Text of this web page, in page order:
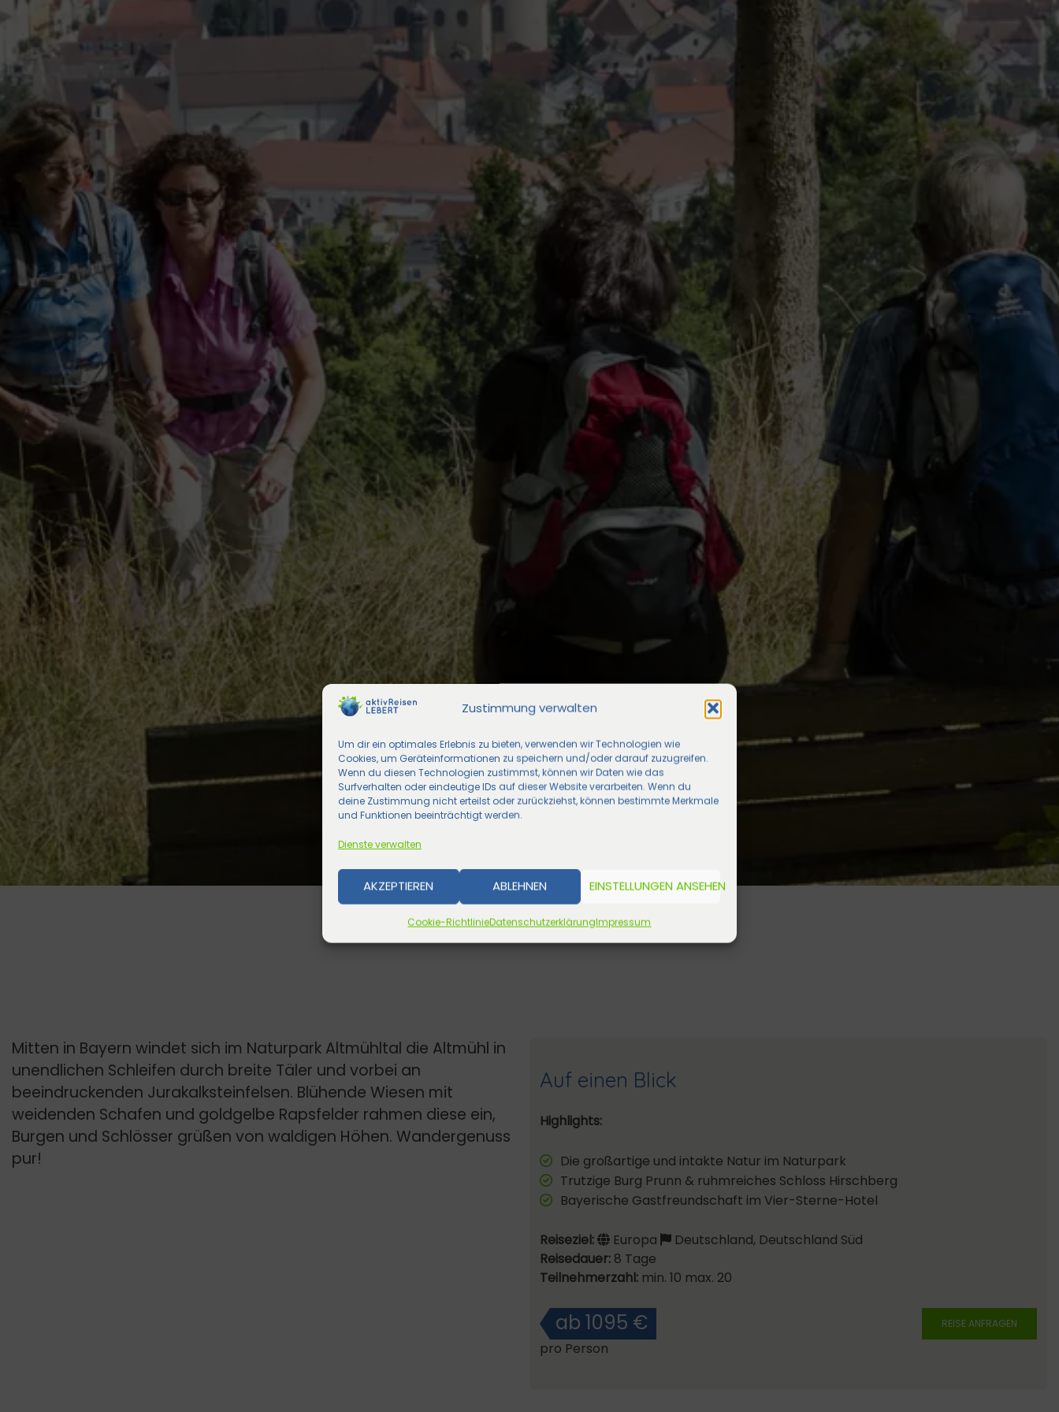
Zustimmung verwalten
Um dir ein optimales Erlebnis zu bieten, verwenden wir Technologien wie
Cookies, um Geräteinformationen zu speichern und/oder darauf zuzugreifen.
Wenn du diesen Technologien zustimmst, können wir Daten wie das
Surfverhalten oder eindeutige IDs auf dieser Website verarbeiten. Wenn du
deine Zustimmung nicht erteilst oder zurückziehst, können bestimmte Merkmale
und Funktionen beeinträchtigt werden.
Dienste verwalten
AKZEPTIEREN ABLEHNEN EINSTELLUNGEN ANSEHEN
Cookie-RichtlinieDatenschutzerklärungImpressum
Mitten in Bayern windet sich im Naturpark Altmühltal die Altmühl in
unendlichen Schleifen durch breite Täler und vorbei an
beeindruckenden Jurakalksteinfelsen. Blühende Wiesen mit
weidenden Schafen und goldgelbe Rapsfelder rahmen diese ein,
Burgen und Schlösser grüßen von waldigen Höhen. Wandergenuss
pur!
Auf einen Blick
Highlights:
Die großartige und intakte Natur im Naturpark
Trutzige Burg Prunn & ruhmreiches Schloss Hirschberg
Bayerische Gastfreundschaft im Vier-Sterne-Hotel
Reiseziel: Europa
Deutschland, Deutschland Süd
Reisedauer: 8 Tage
Teilnehmerzahl: min. 10 max. 20
REISE ANFRAGEN
ab 1095 €
pro Person